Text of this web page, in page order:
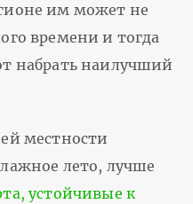
им может не
времени и тогда
набрать наилучший
местности
лето, лучше
устойчивые к